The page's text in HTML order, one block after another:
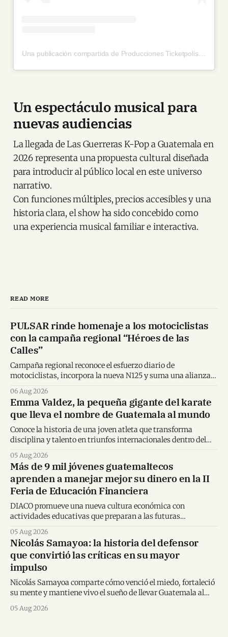
Una publicación compartida de Producciones Ticketpolis (@produccionesticketpolis)
Un espectáculo musical para
nuevas audiencias
La llegada de Las Guerreras K-Pop a Guatemala en
2026 representa una propuesta cultural diseñada
para introducir al público local en este universo
narrativo.
Con funciones múltiples, precios accesibles y una
historia clara, el show ha sido concebido como
una experiencia musical familiar e interactiva.
READ MORE
PULSAR rinde homenaje a los motociclistas
con la campaña regional “Héroes de las
Calles”
Campaña regional reconoce el esfuerzo diario de
motociclistas, incorpora la nueva N125 y suma una alianza
06 Aug 2026
Emma Valdez, la pequeña gigante del karate
que lleva el nombre de Guatemala al mundo
Conoce la historia de una joven atleta que transforma
disciplina y talento en triunfos internacionales dentro del
05 Aug 2026
Más de 9 mil jóvenes guatemaltecos
aprenden a manejar mejor su dinero en la II
Feria de Educación Financiera
DIACO promueve una nueva cultura económica con
actividades educativas que preparan a las futuras
05 Aug 2026
Nicolás Samayoa: la historia del defensor
que convirtió las críticas en su mayor
impulso
Nicolás Samayoa comparte cómo venció el miedo, fortaleció
su mente y mantiene vivo el sueño de llevar Guatemala al
05 Aug 2026